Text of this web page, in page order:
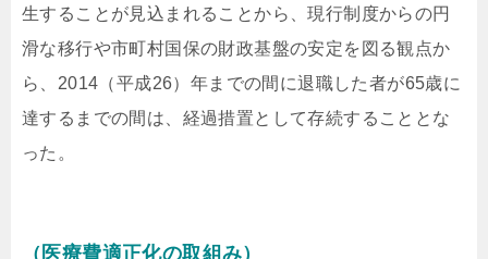
生することが見込まれることから、現行制度からの円
滑な移行や市町村国保の財政基盤の安定を図る観点か
ら、2014（平成26）年までの間に退職した者が65歳に
達するまでの間は、経過措置として存続することとな
った。
（医療費適正化の取組み）